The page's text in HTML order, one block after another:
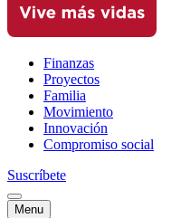
Finanzas
Proyectos
Familia
Movimiento
Innovación
Compromiso social
Suscríbete
Menu